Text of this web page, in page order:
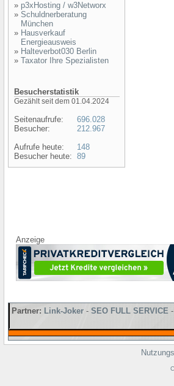
» p3xHosting / w3Networx
» Schuldnerberatung
München
» Hausverkauf
Energieausweis
» Halteverbot030 Berlin
» Taxator Ihre Spezialisten
Besucherstatistik
Gezählt seit dem 01.04.2024
Seitenaufrufe:
Besucher:
Aufrufe heute:
Besucher heute:
696.028
212.967
148
89
Anzeige
Partner: Link-Joker - SEO FULL SERVICE -